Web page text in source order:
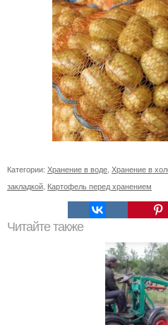
Категории: Хранение в воде Хранение в
закладкой Картофель перед хранением
Читайте также